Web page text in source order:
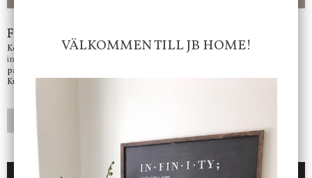
Frågor?
Kontakta oss på
info@jbhome.se
på mail så fort vi kan.
Kundtjänst telefontid öppet vardagar mellan 10.00 - 15.00
DU KANSKE OCKSÅ ÄR INTRESSERAD AV
VÄLKOMMEN TILL JB HOME!